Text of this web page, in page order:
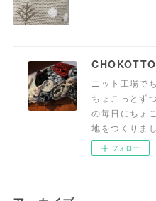
ニット工場で
ちょこっとず
の毎日にちょ
地をつくりま
フォロー